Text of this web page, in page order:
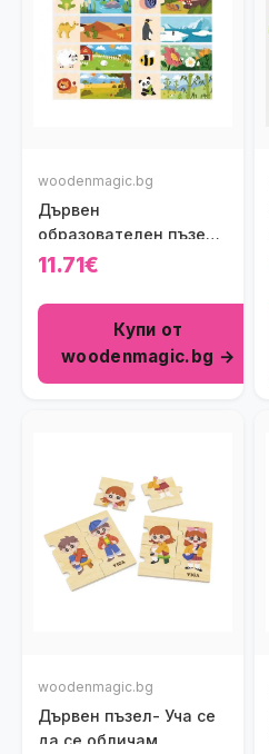
woodenmagic.bg
Дървен
образователен пъзел -
Моя дом
11.71€
Купи от
woodenmagic.bg →
woodenmagic.bg
Дървен пъзел- Уча се
да се обличам